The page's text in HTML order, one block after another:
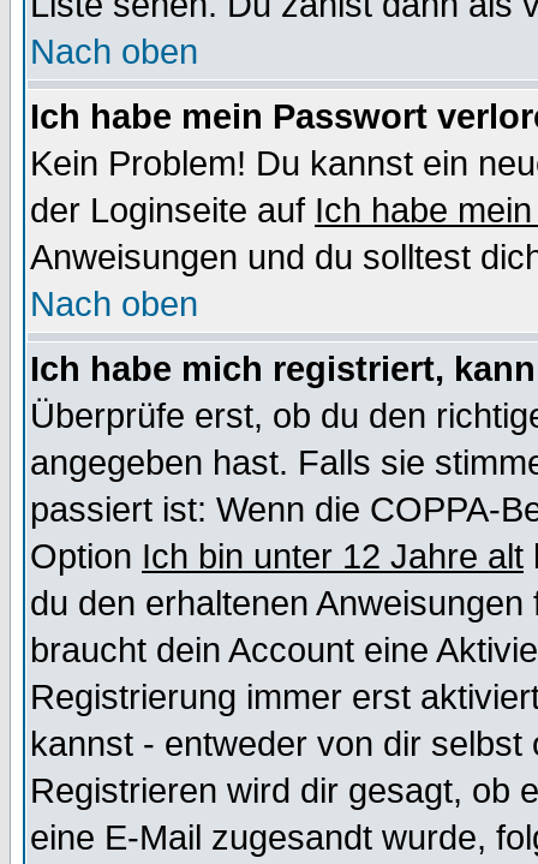
Nach oben
Ich habe mein Passwort
Kein Problem! Du kannst ein
der Loginseite auf Ich habe
Anweisungen und du solltest
Nach oben
Ich habe mich registriert,
Überprüfe erst, ob du den
angegeben hast. Falls sie
passiert ist: Wenn die COPPA-
Option Ich bin unter 12 Jahre alt
du den erhaltenen
braucht dein Account eine
Registrierung immer erst
kannst - entweder von dir selbst
Registrieren wird dir gesagt, ob
eine E-Mail zugesandt wurde,